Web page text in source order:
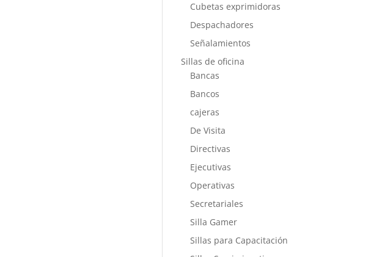
Cubetas exprimidoras
Despachadores
Señalamientos
Sillas de oficina
Bancas
Bancos
cajeras
De Visita
Directivas
Ejecutivas
Operativas
Secretariales
Silla Gamer
Sillas para Capacitación